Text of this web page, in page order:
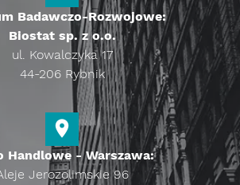
Badawczo-Rozwojowe:
Biostat sp. z o.o.
ul. Kowalczyka 17
44-206 Rybnik
Handlowe - Warszawa:
Jerozolimskie 96